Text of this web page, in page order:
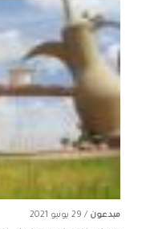
مبدعون / 29 يونيو 2021